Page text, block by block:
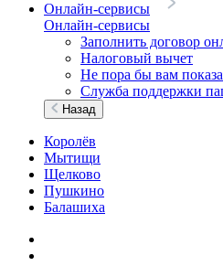
Онлайн-сервисы
Онлайн-сервисы
Заполнить договор
Налоговый вычет
Не пора бы вам
Служба поддержки
Назад
Королёв
Мытищи
Щелково
Пушкино
Балашиха